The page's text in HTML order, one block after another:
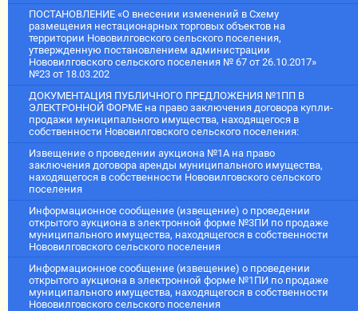
ПОСТАНОВЛЕНИЕ «О внесении изменений в Схему
размещения нестационарных торговых объектов на
территории Нововилговского сельского поселения,
утвержденную постановлением администрации
Нововилговского сельского поселения № 67 от 26.10.2017»
№23 от 18.03.202
ДОКУМЕНТАЦИЯ ПУБЛИЧНОГО ПРЕДЛОЖЕНИЯ №1ПП В
ЭЛЕКТРОННОЙ ФОРМЕ на право заключения договора купли-
продажи муниципального имущества, находящегося в
собственности Нововилговского сельского поселения:
Извещение о проведении аукциона №1А на право
заключения договора аренды муниципального имущества,
находящегося в собственности Нововилговского сельского
поселения
Информационное сообщение (извещение) о проведении
открытого аукциона в электронной форме №3ПИ по продаже
муниципального имущества, находящегося в собственности
Нововилговского сельского поселения
Информационное сообщение (извещение) о проведении
открытого аукциона в электронной форме №1ПИ по продаже
муниципального имущества, находящегося в собственности
Нововилговского сельского поселения